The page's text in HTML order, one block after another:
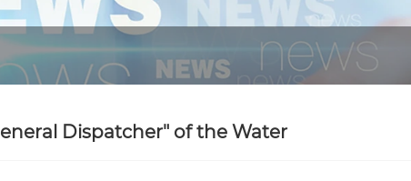
Dispatcher" of the Water